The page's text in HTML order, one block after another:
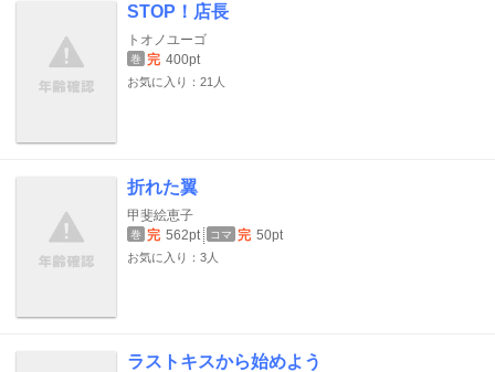
STOP！店長
トオノユーゴ
巻 完 400pt
お気に入り：21人
折れた翼
甲斐絵恵子
巻 完 562pt コマ 完 50pt
お気に入り：3人
ラストキスから始めよう